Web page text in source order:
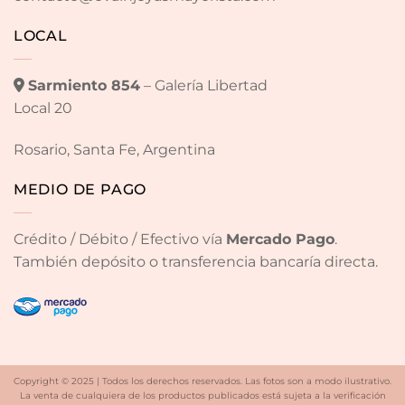
LOCAL
Sarmiento 854– Galería Libertad
Local 20
Rosario, Santa Fe, Argentina
MEDIO DE PAGO
Crédito / Débito / Efectivo vía Mercado Pago.
También depósito o transferencia bancaría directa.
Copyright © 2025 | Todos los derechos reservados. Las fotos son a modo ilustrativo.
La venta de cualquiera de los productos publicados está sujeta a la verificación